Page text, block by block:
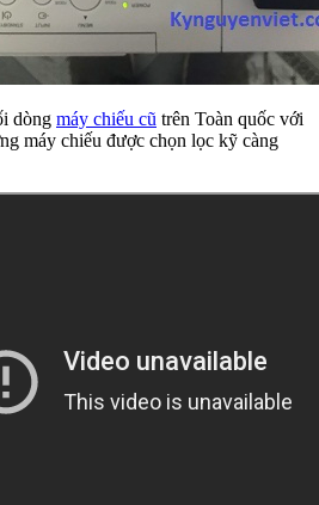
dòng máy chiếu cũ trên Toàn quốc với
máy chiếu được chọn lọc kỹ càng